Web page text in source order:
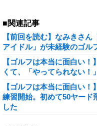
■関連記事
【前回を読む】なみきさ
アイドル」が未経験のゴル
【ゴルフは本当に面白い
くて、「やってられない
【ゴルフは本当に面白い
練習開始。初めて50ヤード
した